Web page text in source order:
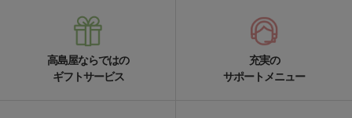
高島屋ならではの
ギフトサービス
充実の
サポートメニュー